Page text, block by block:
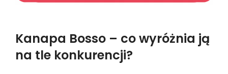
Kanapa Bosso – co wyróżnia ją
na tle konkurencji?